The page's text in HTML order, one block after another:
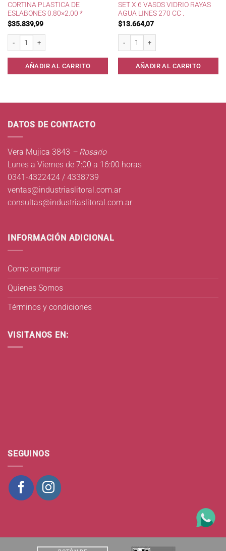
CORTINA PLASTICA DE
ESLABONES 0.80×2.00 *
$35.839,99
AÑADIR AL CARRITO
SET X 6 VASOS VIDRIO RAYAS
AGUA LINES 270 CC .
$13.664,07
AÑADIR AL CARRITO
DATOS DE CONTACTO
Vera Mujica 3843 – Rosario
Lunes a Viernes de 7:00 a 16:00 horas
0341-4322424 / 4338739
ventas@industriaslitoral.com.ar
consultas@industriaslitoral.com.ar
INFORMACIÓN ADICIONAL
Como comprar
Quienes Somos
Términos y condiciones
VISITANOS EN:
SEGUINOS